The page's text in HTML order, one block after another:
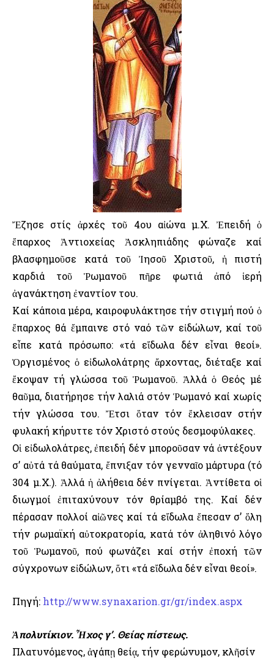
Ἔζησε στίς ἀρχές τοῦ 4ου αἰώνα μ.Χ. Ἐπειδή ὁ
ἔπαρχος Ἀντιοχείας Ἀσκληπιάδης φώναζε καί
βλασφημοῦσε κατά τοῦ Ἰησοῦ Χριστοῦ, ἡ πιστή
καρδιά τοῦ Ῥωμανοῦ πῆρε φωτιά ἀπό ἱερή
ἀγανάκτηση ἐναντίον του.
Καί κάποια μέρα, καιροφυλάκτησε τήν στιγμή πού ὁ
ἔπαρχος θά ἔμπαινε στό ναό τῶν εἰδώλων, καί τοῦ
εἶπε κατά πρόσωπο: «τά εἴδωλα δέν εἶναι θεοί».
Ὀργισμένος ὁ εἰδωλολάτρης ἄρχοντας, διέταξε καί
ἔκοψαν τή γλώσσα τοῦ Ῥωμανοῦ. Ἀλλά ὁ Θεός μέ
θαῦμα, διατήρησε τήν λαλιά στόν Ῥωμανό καί χωρίς
τήν γλώσσα του. Ἔτσι ὅταν τόν ἔκλεισαν στήν
φυλακή κήρυττε τόν Χριστό στούς δεσμοφύλακες.
Οἱ εἰδωλολάτρες, ἐπειδή δέν μποροῦσαν νά ἀντέξουν
σ’ αὐτά τά θαύματα, ἔπνιξαν τόν γενναῖο μάρτυρα (τό
304 μ.Χ.). Ἀλλά ἡ ἀλήθεια δέν πνίγεται. Ἀντίθετα οἱ
διωγμοί ἐπιταχύνουν τόν θρίαμβό της. Καί δέν
πέρασαν πολλοί αἰῶνες καί τά εἴδωλα ἔπεσαν σ’ ὅλη
τήν ρωμαϊκή αὐτοκρατορία, κατά τόν ἀληθινό λόγο
τοῦ Ῥωμανοῦ, πού φωνάζει καί στήν ἐποχή τῶν
σύγχρονων εἰδώλων, ὅτι «τά εἴδωλα δέν εἶναι θεοί».
Πηγή: http://www.synaxarion.gr/gr/index.aspx
Ἀπολυτίκιον. Ἦχος γ’. Θείας πίστεως.
Πλατυνόμενος, ἀγάπῃ θείᾳ, τήν φερώνυμον, κλῆσίν